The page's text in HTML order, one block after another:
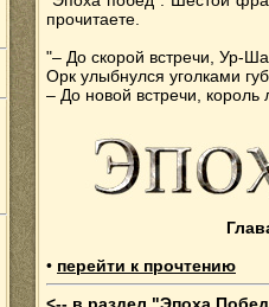
прочитаете.
"– До скорой встречи, Ур-
Орк улыбнулся уголками
– До новой встречи,
• перейти к прочтению